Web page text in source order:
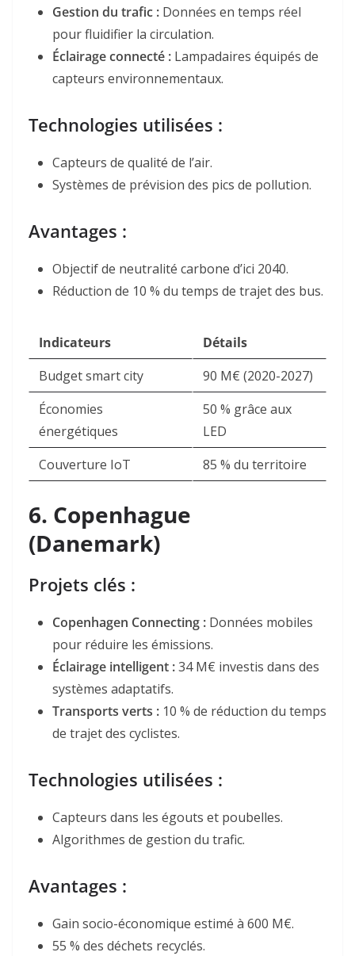
Gestion du trafic : Données en temps réel
pour fluidifier la circulation.
Éclairage connecté : Lampadaires équipés de
capteurs environnementaux.
Technologies utilisées :
Capteurs de qualité de l’air.
Systèmes de prévision des pics de pollution.
Avantages :
Objectif de neutralité carbone d’ici 2040.
Réduction de 10 % du temps de trajet des bus.
Indicateurs
Détails
Budget smart city
90 M€ (2020-2027)
Économies
énergétiques
50 % grâce aux
LED
Couverture IoT
85 % du territoire
6. Copenhague
(Danemark)
Projets clés :
Copenhagen Connecting : Données mobiles
pour réduire les émissions.
Éclairage intelligent :34 M€ investis dans des
systèmes adaptatifs.
Transports verts : 10 % de réduction du temps
de trajet des cyclistes.
Technologies utilisées :
Capteurs dans les égouts et poubelles.
Algorithmes de gestion du trafic.
Avantages :
Gain socio-économique estimé à 600 M€.
55 % des déchets recyclés.